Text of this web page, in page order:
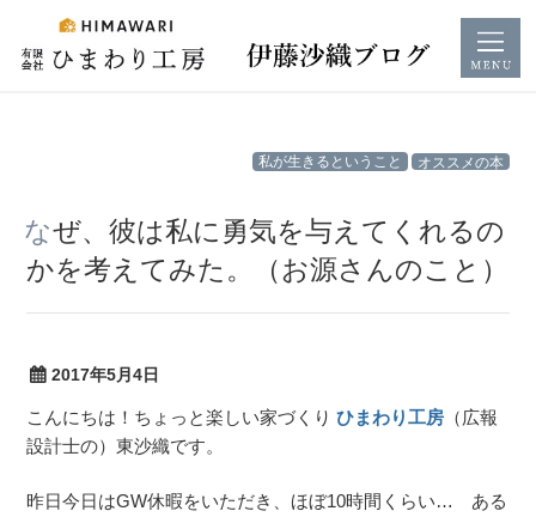
オススメの本
私が生きるということ
なぜ、彼は私に勇気を与えてくれるの
かを考えてみた。（お源さんのこと）
2017年5月4日
こんにちは！ちょっと楽しい家づくりひまわり工房 （広報
設計士の）東沙織です。
昨日今日はGW休暇をいただき、ほぼ10時間くらい… ある